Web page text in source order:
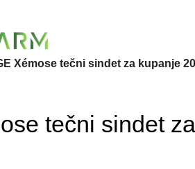
Xémose tečni sindet za kupanje
tečni sindet